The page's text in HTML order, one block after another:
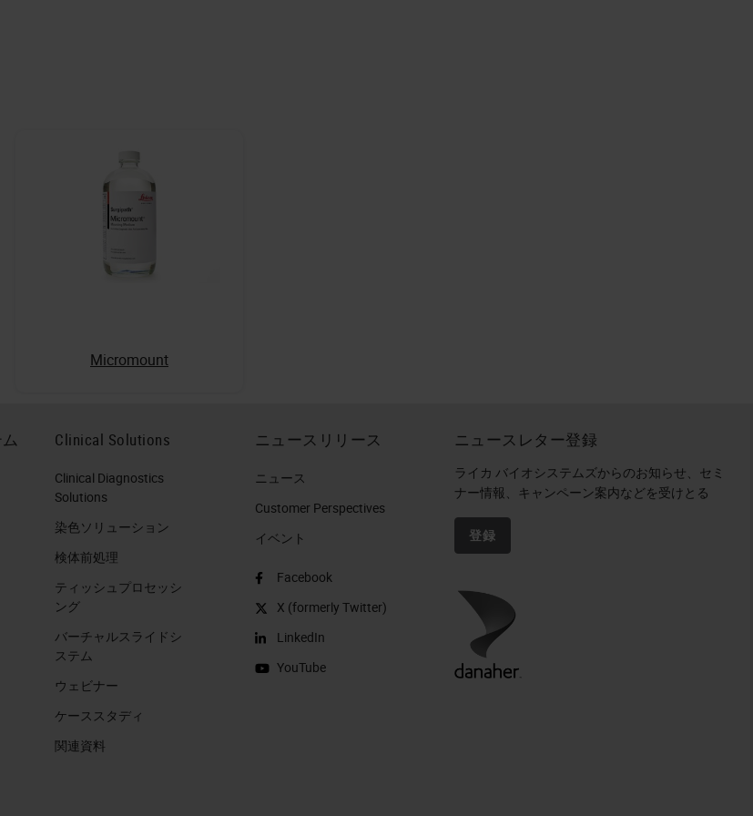
Micromount
Clinical Solutions
Clinical Diagnostics
Solutions
染色ソリューション
検体前処理
ティッシュプロセッシ
ング
バーチャルスライドシ
ステム
ウェビナー
ケーススタディ
関連資料
ニュースリリース
ニュース
Customer Perspectives​
イベント
Facebook
X (formerly Twitter)
LinkedIn
YouTube
ニュースレター登録
ライカ バイオシステムズからのお知らせ、セミ
ナー情報、キャンペーン案内などを受けとる
登録